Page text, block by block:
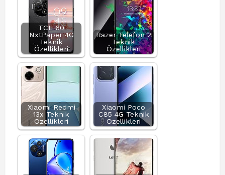
TCL 60
NxtPaper 4G
Teknik
Özellikleri
Razer Telefon 2
Teknik
Özellikleri
Xiaomi Redmi
13x Teknik
Özellikleri
Xiaomi Poco
C85 4G Teknik
Özellikleri